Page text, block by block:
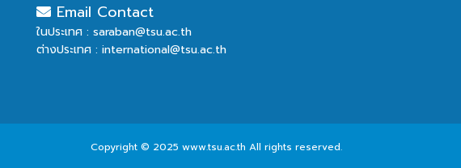
Email Contact
ในประเทศ : saraban@tsu.ac.th
ต่างประเทศ : international@tsu.ac.th
Copyright © 2025 www.tsu.ac.th All rights reserved.